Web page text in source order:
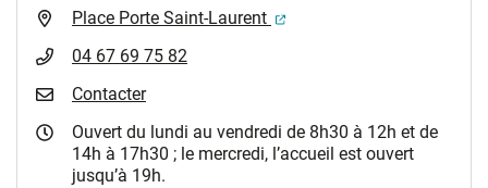
Place Porte Saint-Laurent
(ouverture dans un
04 67 69 75 82
Contacter
Ouvert du lundi au vendredi de 8h30 à 12h et de
14h à 17h30 ; le mercredi, l’accueil est ouvert
jusqu’à 19h.